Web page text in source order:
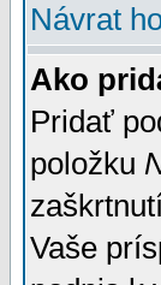
Návrat
Ako
Pridať
položku
Vaše